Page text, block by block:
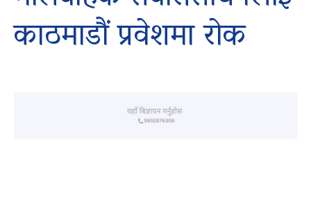
काठमाडौं प्रवेशमा रोक